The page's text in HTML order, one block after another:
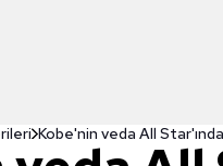
Kobe'nin veda All